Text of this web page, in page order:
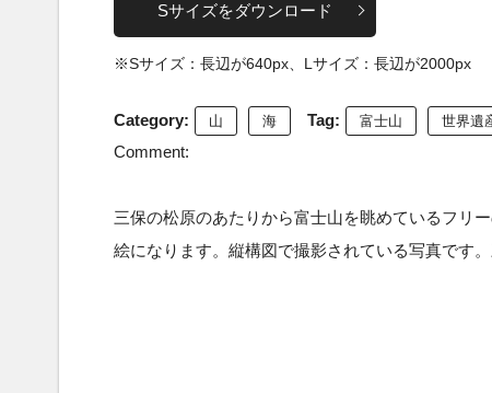
Sサイズをダウンロード
※Sサイズ：長辺が640px、Lサイズ：長辺が2000px
Category: 山 海 Tag: 富士山 世界遺
Comment:
三保の松原のあたりから富士山を眺めているフリ
絵になります。縦構図で撮影されている写真です